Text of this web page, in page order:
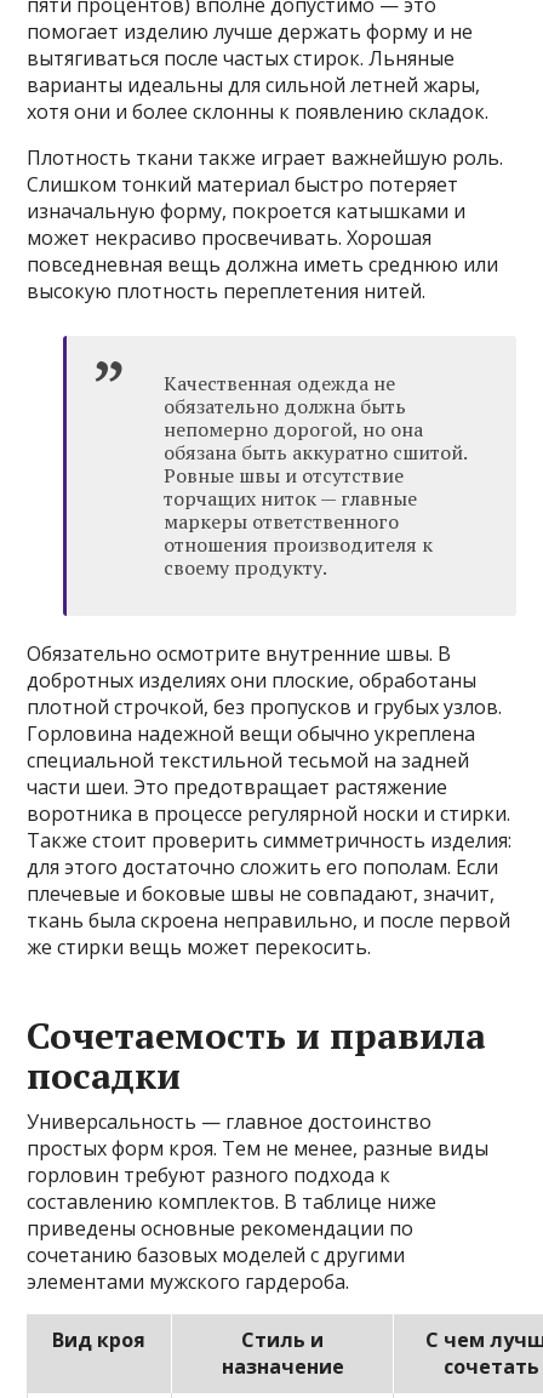
помогает изделию лучше держать форму и не
вытягиваться после частых стирок. Льняные
варианты идеальны для сильной летней жары,
хотя они и более склонны к появлению складок.
Плотность ткани также играет важнейшую роль.
Слишком тонкий материал быстро потеряет
изначальную форму, покроется катышками и
может некрасиво просвечивать. Хорошая
повседневная вещь должна иметь среднюю или
высокую плотность переплетения нитей.
Качественная одежда не
обязательно должна быть
непомерно дорогой, но она
обязана быть аккуратно сшитой.
Ровные швы и отсутствие
торчащих ниток — главные
маркеры ответственного
отношения производителя к
своему продукту.
Обязательно осмотрите внутренние швы. В
добротных изделиях они плоские, обработаны
плотной строчкой, без пропусков и грубых узлов.
Горловина надежной вещи обычно укреплена
специальной текстильной тесьмой на задней
части шеи. Это предотвращает растяжение
воротника в процессе регулярной носки и стирки.
Также стоит проверить симметричность изделия:
для этого достаточно сложить его пополам. Если
плечевые и боковые швы не совпадают, значит,
ткань была скроена неправильно, и после первой
же стирки вещь может перекосить.
Сочетаемость и правила
посадки
Универсальность — главное достоинство
простых форм кроя. Тем не менее, разные виды
горловин требуют разного подхода к
составлению комплектов. В таблице ниже
приведены основные рекомендации по
сочетанию базовых моделей с другими
элементами мужского гардероба.
Вид кроя
Стиль и
назначение
С чем
сочетать